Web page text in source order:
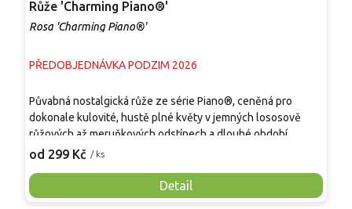
Růže 'Charming Piano®'
Rosa 'Charming Piano®'
PŘEDOBJEDNÁVKA PODZIM 2026
od 299 Kč / ks
Detail
Půvabná nostalgická růže ze série Piano®, ceněná pro
dokonale kulovité, hustě plné květy v jemných lososově
růžových až meruňkových odstínech a dlouhé období
kvetení. Dorůstá 80–120 cm a vytváří kompaktní, hustě
do prvních mrazů opakovaně kvete plnými květy o průměru
6–8 cm, jejichž pivoňkovitý tvar si dlouho zachovává